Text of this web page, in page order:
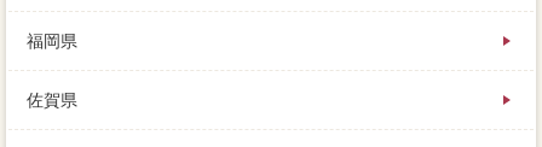
福岡県
佐賀県